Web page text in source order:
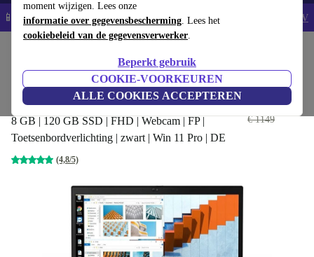
moment wijzigen. Lees onze
informatie over gegevensbescherming. Lees het
cookiebeleid van de gegevensverwerker.
Beperkt gebruik
COOKIE-VOORKEUREN
ALLE COOKIES ACCEPTEREN
📱5% EXTRA korting op alle iPhones – Code: IPHONEDEAL - AV
Lenovo ThinkPad T490 | i5-
8365U | 14"
8 GB | 120 GB SSD | FHD | Webcam | FP |
Toetsenbordverlichting | zwart | Win 11 Pro | DE
(4,8/5)
€ 334,99
€ 1149